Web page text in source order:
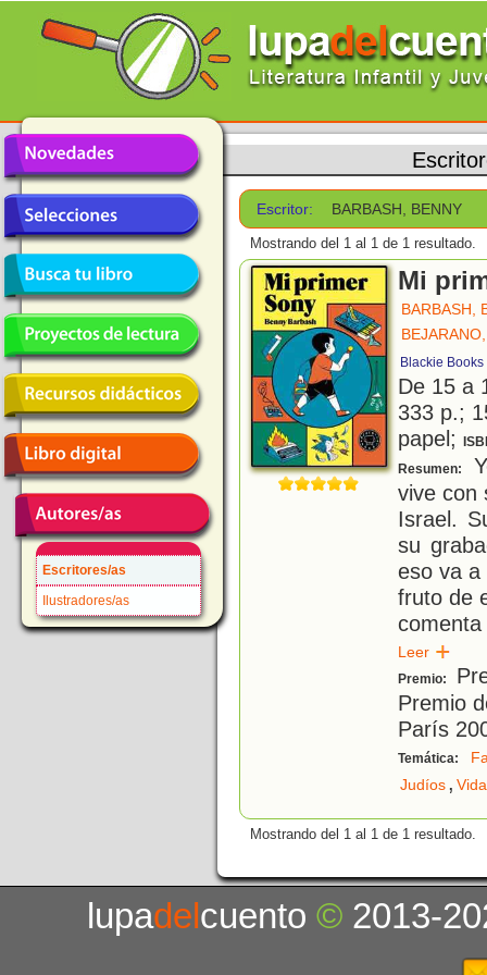
Escritores/as
Ilustradores/as
Escritor: BARBASH, BENNY
Mostrando del 1 al 1 de 1 resultado.
Mi
BARBASH,
Blackie Books
De 15 a
333 p.;
papel;
Resumen:
vive con
Israel.
su
eso va a
fruto de
Leer
Premio:
Premio
París
Temática:
Judíos,
Mostrando del 1 al 1 de 1 resultado.
lupadelcuento© 2013-